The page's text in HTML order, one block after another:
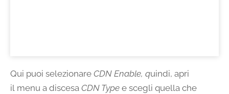
Qui puoi selezionare CDN Enable, quindi, apri
il menu a discesa CDN Type e scegli quella che